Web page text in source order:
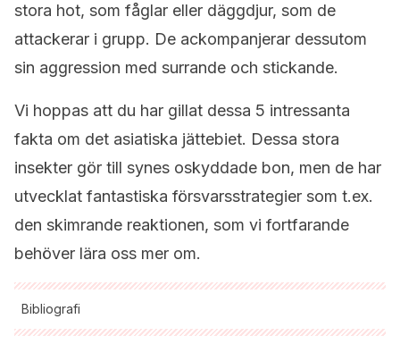
stora hot, som fåglar eller däggdjur, som de
attackerar i grupp. De ackompanjerar dessutom
sin aggression med surrande och stickande.
Vi hoppas att du har gillat dessa 5 intressanta
fakta om det asiatiska jättebiet. Dessa stora
insekter gör till synes oskyddade bon, men de har
utvecklat fantastiska försvarsstrategier som t.ex.
den skimrande reaktionen, som vi fortfarande
behöver lära oss mer om.
Bibliografi
Samtliga citerade källor har granskats noggrant av vårt team